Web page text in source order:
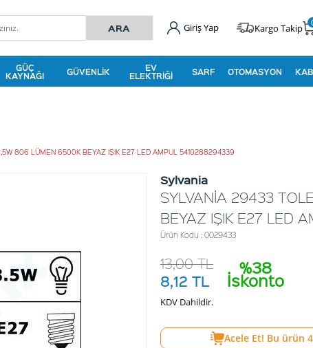
Giriş Yap Kargo Takip
GÜÇ
KAYNAĞI GÜVENLIK EV
ELEKTRIĞI SARF OTOMASYON
806 LÜMEN 6500K BEYAZ IŞIK E27 LED AMPUL 5410288294339
Sylvania
SYLVANİA 29433
BEYAZ IŞIK E27 LED
Ürün Kodu : 0029433
%38
İskonto
13,00TL
8,12 TL
KDV Dahildir.
Acele Et! Bu ürün 4